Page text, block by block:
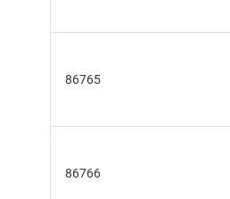
86765
86766